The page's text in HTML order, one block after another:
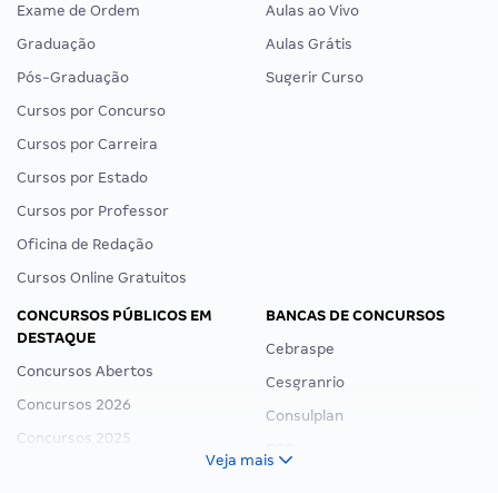
Exame de Ordem
Graduação
Pós-Graduação
Cursos por Concurso
Cursos por Carreira
Cursos por Estado
Cursos por Professor
Oficina de Redação
Cursos Online Gratuitos
Aulas ao Vivo
Aulas Grátis
Sugerir Curso
CONCURSOS PÚBLICOS EM
DESTAQUE
Concursos Abertos
Concursos 2026
Concursos 2025
BANCAS DE CONCURSOS
Cebraspe
Cesgranrio
Consulplan
Veja mais